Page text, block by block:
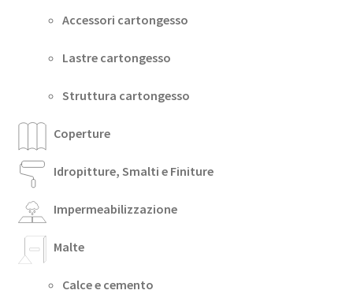
Accessori cartongesso
Lastre cartongesso
Struttura cartongesso
Coperture
Idropitture, Smalti e Finiture
Impermeabilizzazione
Malte
Calce e cemento